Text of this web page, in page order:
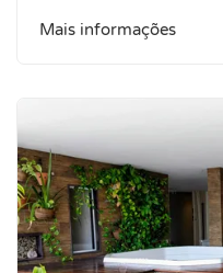
Mais informações